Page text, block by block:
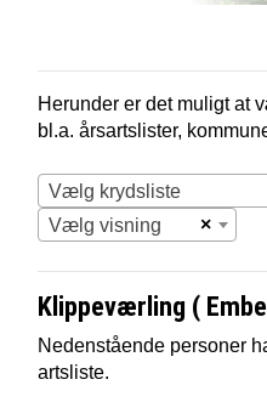
Herunder er det muligt at
bl.a. årsartslister,
Vælg krydsliste
×
Vælg visning
Klippeværling (
Nedenstående personer
artsliste.